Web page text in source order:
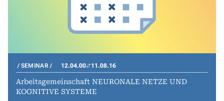
SEMINAR 12.04.00 11.08.16
Arbeitsgemeinschaft NEURONALE NETZE UND
KOGNITIVE SYSTEME